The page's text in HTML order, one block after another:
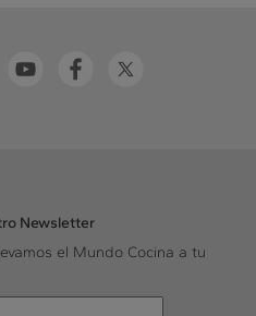
Newsletter
el Mundo Cocina a tu